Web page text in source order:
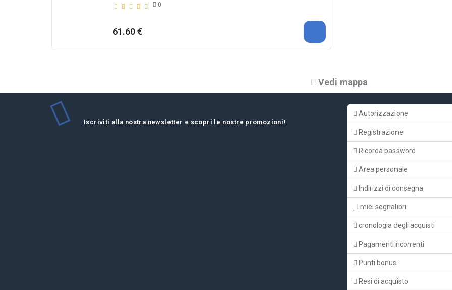
0
61.60 €
Vedi mappa
Iscriviti alla nostra newsletter e scopri le nostre promozioni!
Autorizzazione
Registrazione
Ricorda password
Area personale
Indirizzi di consegna
I miei segnalibri
cronologia degli acquisti
Pagamenti ricorrenti
Punti bonus
Resi di acquisto